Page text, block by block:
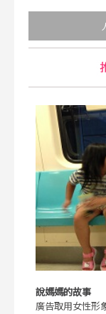
說媽媽的故事
廣告取用女性形